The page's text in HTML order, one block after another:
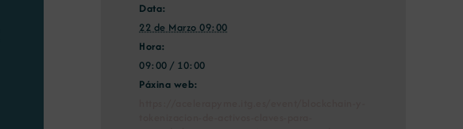
Data:
22 de Marzo 09:00
Hora:
09:00 / 10:00
Páxina web: